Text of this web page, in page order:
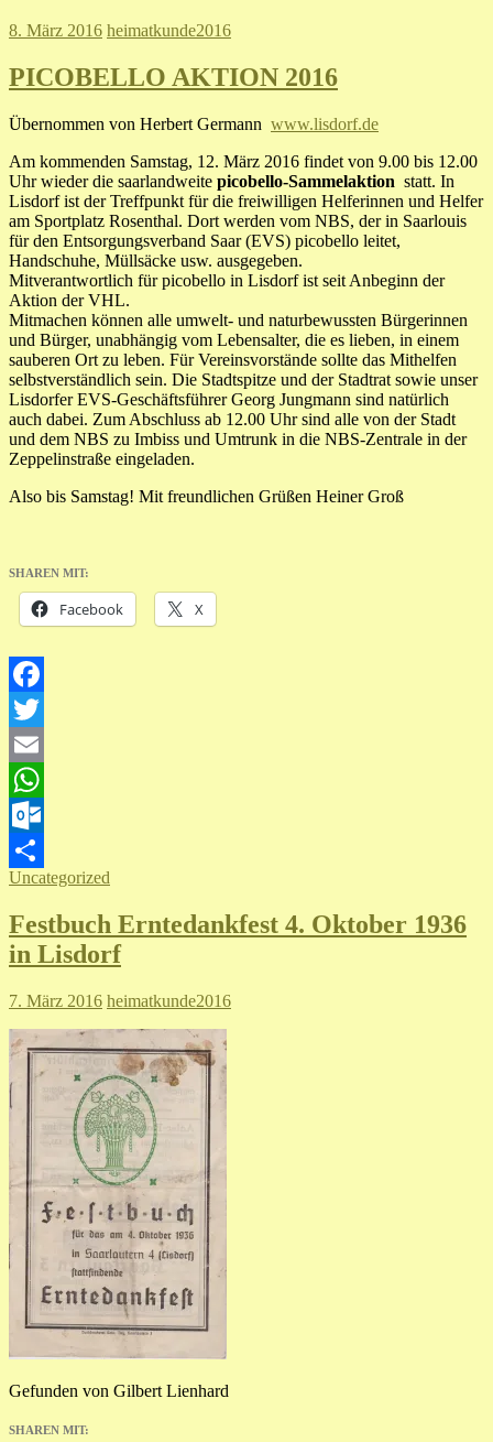
8. März 2016 heimatkunde2016
PICOBELLO AKTION 2016
Übernommen von Herbert Germann www.lisdorf.de
Am kommenden Samstag, 12. März 2016 findet von 9.00 bis 12.00
Uhr wieder die saarlandweite picobello-Sammelaktion statt. In
Lisdorf ist der Treffpunkt für die freiwilligen Helferinnen und Helfer
am Sportplatz Rosenthal. Dort werden vom NBS, der in Saarlouis
für den Entsorgungsverband Saar (EVS) picobello leitet,
Handschuhe, Müllsäcke usw. ausgegeben.
Mitverantwortlich für picobello in Lisdorf ist seit Anbeginn der
Aktion der VHL.
Mitmachen können alle umwelt- und naturbewussten Bürgerinnen
und Bürger, unabhängig vom Lebensalter, die es lieben, in einem
sauberen Ort zu leben. Für Vereinsvorstände sollte das Mithelfen
selbstverständlich sein. Die Stadtspitze und der Stadtrat sowie unser
Lisdorfer EVS-Geschäftsführer Georg Jungmann sind natürlich
auch dabei. Zum Abschluss ab 12.00 Uhr sind alle von der Stadt
und dem NBS zu Imbiss und Umtrunk in die NBS-Zentrale in der
Zeppelinstraße eingeladen.
Also bis Samstag! Mit freundlichen Grüßen Heiner Groß
SHAREN MIT:
Facebook X
Facebook
Twitter
Email
WhatsApp
Outlook.com
Teilen
Uncategorized
Festbuch Erntedankfest 4. Oktober 1936
in Lisdorf
7. März 2016 heimatkunde2016
Gefunden von Gilbert Lienhard
SHAREN MIT: